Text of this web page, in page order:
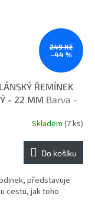
249 Kč
–44 %
ŘEMÍNEK
- 22 MM Barva -
Skladem (7 ks)
Do košíku
představuje
cestu, jak toho